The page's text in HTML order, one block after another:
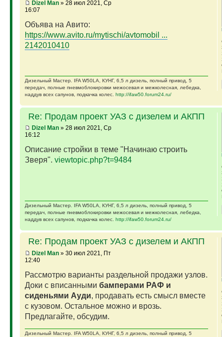
Dizel Man» 28 июл 2021, Ср
16:07
Объява на Авито:
https://www.avito.ru/mytischi/avtomobil ...
2142010410
Дизельный Мастер. IFA W50LA, КУНГ, 6,5 л дизель, полный привод, 5
передач, полные пневмоблокировки межосевая и межколесная, лебедка,
наддув всех сапунов, подкачка колес. http://ifaw50.forum24.ru/
Re: Продам проект УАЗ с дизелем и АКПП
Dizel Man» 28 июл 2021, Ср
16:12
Описание стройки в теме "Начинаю строить
Зверя". viewtopic.php?t=9484
Дизельный Мастер. IFA W50LA, КУНГ, 6,5 л дизель, полный привод, 5
передач, полные пневмоблокировки межосевая и межколесная, лебедка,
наддув всех сапунов, подкачка колес. http://ifaw50.forum24.ru/
Re: Продам проект УАЗ с дизелем и АКПП
Dizel Man» 30 июл 2021, Пт
12:40
Рассмотрю варианты раздельной продажи узлов.
Доки с вписанными бамперами РАФ и
сиденьями Ауди, продавать есть смысл вместе
с кузовом. Остальное можно и врозь.
Предлагайте, обсудим.
Дизельный Мастер. IFA W50LA, КУНГ, 6,5 л дизель, полный привод, 5